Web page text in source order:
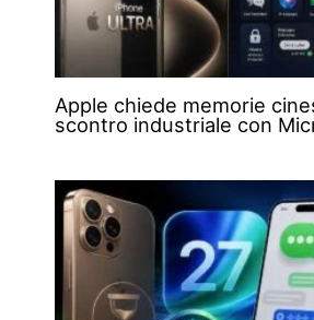
Apple chiede memorie
scontro industriale con